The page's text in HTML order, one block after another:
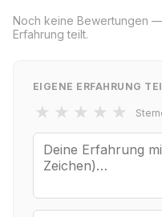
Noch keine Bewertungen
Erfahrung teilt.
EIGENE ERFAHRUNG
★ ★ ★ ★ ★